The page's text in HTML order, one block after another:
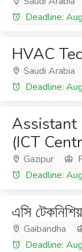
Deadline:
HVAC
Saudi Arabia
Deadline:
Assistant
(ICT
Gazipur
Deadline:
এসি
Gaibandha
Deadline: